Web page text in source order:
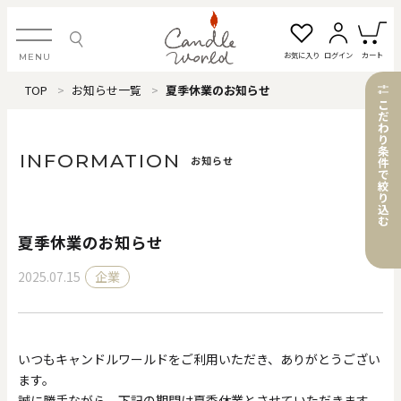
MENU お気に入り ログイン カート
ログイン・新規会員登録
すべてのアイテム
カテゴリから探す
#タグから探す
価格で探す
TOP お知らせ一覧 夏季休業のお知らせ
INFORMATION お知らせ
夏季休業のお知らせ
2025.07.15 企業
いつもキャンドルワールドをご利用いただき、ありがとうござい
ます。
こ
だ
わ
り
条
件
で
絞
り
込
む